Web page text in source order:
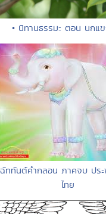
• นิทานธรรมะ ตอน นกแข
ททันต์คำกลอน ภาคจบ ปร
ไทย